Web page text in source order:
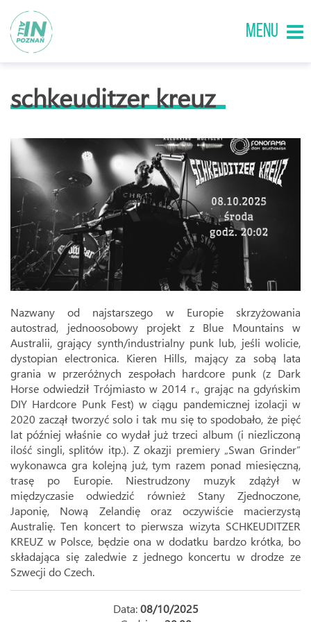
MENU
schkeuditzer kreuz
Nazwany od najstarszego w Europie skrzyżowania
autostrad, jednoosobowy projekt z Blue Mountains w
Australii, grający synth/industrialny punk lub, jeśli wolicie,
dystopian electronica. Kieren Hills, mający za sobą lata
grania w przeróżnych zespołach hardcore punk (z Dark
Horse odwiedził Trójmiasto w 2014 r., grając na gdyńskim
DIY Hardcore Punk Fest) w ciągu pandemicznej izolacji w
2020 zaczął tworzyć solo i tak mu się to spodobało, że pięć
lat później właśnie co wydał już trzeci album (i niezliczoną
ilość singli, splitów itp.). Z okazji premiery „Swan Grinder”
wykonawca gra kolejną już, tym razem ponad miesięczną,
trasę po Europie. Niestrudzony muzyk zdążył w
międzyczasie odwiedzić również Stany Zjednoczone,
Japonię, Nową Zelandię oraz oczywiście macierzystą
Australię. Ten koncert to pierwsza wizyta SCHKEUDITZER
KREUZ w Polsce, będzie ona w dodatku bardzo krótka, bo
składająca się zaledwie z jednego koncertu w drodze ze
Szwecji do Czech.
Data:08/10/2025